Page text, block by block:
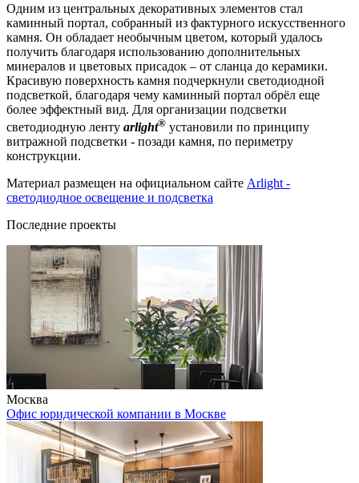
Одним из центральных декоративных элементов стал
каминный портал, собранный из фактурного искусственного
камня. Он обладает необычным цветом, который удалось
получить благодаря использованию дополнительных
минералов и цветовых присадок – от сланца до керамики.
Красивую поверхность камня подчеркнули светодиодной
подсветкой, благодаря чему каминный портал обрёл еще
более эффектный вид. Для организации подсветки
светодиодную ленту arlight® установили по принципу
витражной подсветки - позади камня, по периметру
конструкции.
Материал размещен на официальном сайте Arlight -
светодиодное освещение и подсветка
Последние проекты
Москва
Офис юридической компании в Москве